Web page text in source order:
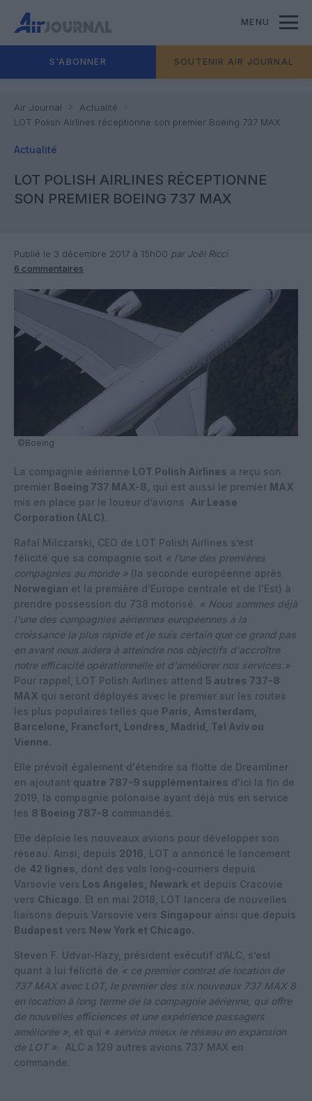
MENU
S'ABONNER SOUTENIR AIR JOURNAL
Air Journal
Actualité
LOT Polish Airlines réceptionne son premier Boeing 737 MAX
Actualité
LOT POLISH AIRLINES RÉCEPTIONNE
SON PREMIER BOEING 737 MAX
Publié le 3 décembre 2017 à 15h00 par Joël Ricci
6 commentaires
©Boeing
La compagnie aérienne LOT Polish Airlines a reçu son
premier Boeing 737 MAX-8 , qui est aussi le premier MAX
mis en place par le loueur d’avions
Air Lease
Corporation (ALC).
Rafal Milczarski, CEO de LOT Polish Airlines s’est
félicité que sa compagnie soit « l’une des premières
compagnies au monde » (la seconde européenne après
Norwegian et la première d'Europe centrale et de l'Est) à
prendre possession du 738 motorisé. « Nous sommes déjà
l'une des compagnies aériennes européennes à la
croissance la plus rapide et je suis certain que ce grand pas
en avant nous aidera à atteindre nos objectifs d'accroître
notre efficacité opérationnelle et d'améliorer nos services.»
Pour rappel, LOT Polish Airlines attend 5 autres 737-8
MAX qui seront déployés avec le premier sur les routes
les plus populaires telles que Paris, Amsterdam,
Barcelone, Francfort, Londres, Madrid, Tel Aviv ou
Vienne.
Elle prévoit également d'étendre sa flotte de Dreamliner
en ajoutant quatre 787-9 supplémentaires d'ici la fin de
2019, la compagnie polonaise ayant déjà mis en service
les 8 Boeing 787-8 commandés.
Elle déploie les nouveaux avions pour développer son
réseau. Ainsi, depuis 2016 , LOT a annoncé le lancement
de 42 lignes , dont des vols long-courriers depuis
Varsovie vers Los Angeles, Newark et depuis Cracovie
vers Chicago. Et en mai 2018, LOT lancera de nouvelles
liaisons depuis Varsovie vers Singapour ainsi que depuis
Budapest vers New York et Chicago.
Steven F. Udvar-Hazy, président exécutif d’ALC, s’est
quant à lui félicité de « ce premier contrat de location de
737 MAX avec LOT, le premier des six nouveaux 737 MAX 8
en location à long terme de la compagnie aérienne, qui offre
de nouvelles efficiences et une expérience passagers
améliorée » , et qui « servira mieux le réseau en expansion
de LOT ».
ALC a 129 autres avions 737 MAX en
commande.